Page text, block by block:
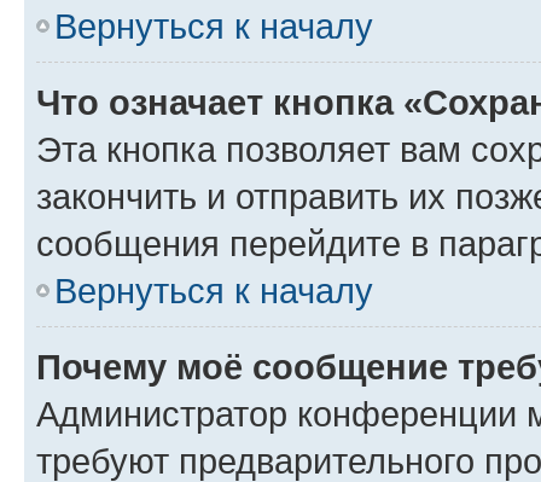
Вернуться к началу
Что означает кнопка
Эта кнопка позволяет вам
закончить и отправить их
сообщения перейдите в
Вернуться к началу
Почему моё сообщение
Администратор конференции
требуют предварительного